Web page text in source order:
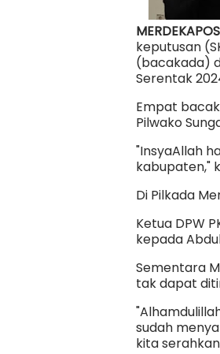
keputusan
(bacakada)
Serentak
Empat
Pilwako
"InsyaAllah
kabupaten,"
Di Pilkada
Ketua DPW
kepada
Sementara
tak dapat
sudah
kita